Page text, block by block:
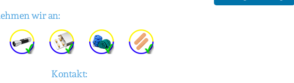
wir an:
Kontakt: